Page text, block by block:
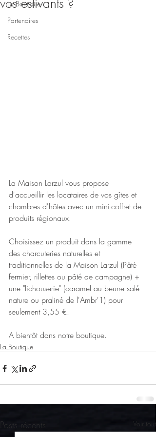
La Boutique
Partenaires
Recettes
vos estivants ?
La Maison Larzul vous propose
d'accueillir les locataires de vos gîtes et
chambres d'hôtes avec un mini-coffret de
produits régionaux.
Choisissez un produit dans la gamme
des charcuteries naturelles et
traditionnelles de la Maison Larzul (Pâté
fermier, rillettes ou pâté de campagne) +
une "lichouserie" (caramel au beurre salé
nature ou praliné de l'Ambr'1) pour
seulement 3,55 €.
A bientôt dans notre boutique.
La Boutique
Posts récents Voir tout